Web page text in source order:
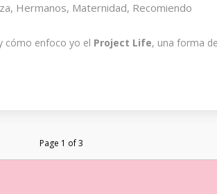
, Hermanos, Maternidad, Recomiendo
cómo enfoco yo el Project Life, una forma
Page 1 of 3